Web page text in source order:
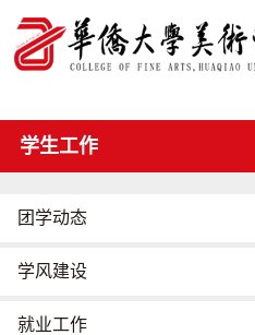
学生工作
团学动态
学风建设
就业工作